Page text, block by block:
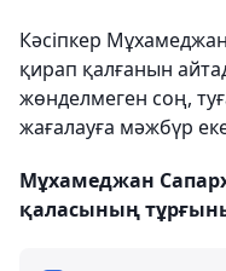
Кәсіпкер
қирап қалғанын
жөнделмеген соң,
жағалауға мәжбүр
Мұхамеджан
қаласының